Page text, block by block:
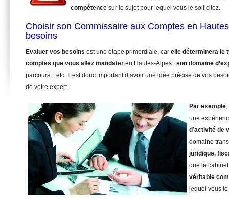
compétence sur le sujet pour lequel vous le sollicitez.
Choisir son Commissaire aux Comptes en
besoins
Evaluer vos besoins est une étape primordiale, car elle déterminera le
comptes que vous allez mandater en Hautes-Alpes : son domaine
parcours…etc. Il est donc important d’avoir une idée précise de vos
de votre expert.
Par exemple
une
d’activité de
domaine
juridique,
que le
véritable
lequel vous